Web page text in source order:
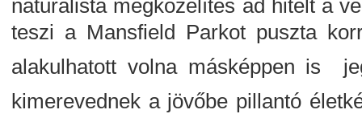
naturalista megközelítés ad hitelt a
teszi a Mansfield Parkot puszta
alakulhatott volna másképpen is
kimerevednek a jövőbe pillantó